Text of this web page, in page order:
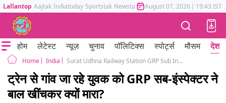
Lallantop Aajtak Indiatoday Sportstak Newstak Mumbai Tak Astrotak
August 07, 2026 | 19:43 IST
होम लेटेस्ट न्यूज़ चुनाव पॉलिटिक्स स्पोर्ट्स मौसम देश
Home India Surat Udhna Railway Station GRP Sub Inspector Assaulted Traveller Got Transferred Gujarat
ट्रेन से गांव जा रहे युवक को GRP सब-इंस्पेक्टर ने
बाल खींचकर क्यों मारा?